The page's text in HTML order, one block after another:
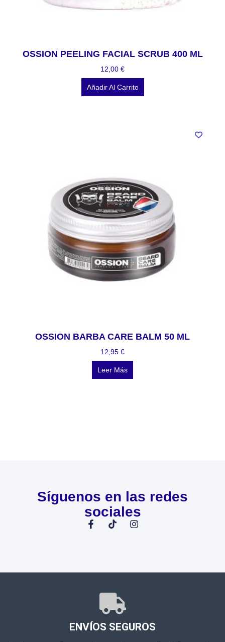
OSSION PEELING FACIAL SCRUB 400 ML
12,00 €
Añadir Al Carrito
OSSION BARBA CARE BALM 50 ML
12,95 €
Leer Más
Síguenos en las redes
sociales
ENVÍOS SEGUROS